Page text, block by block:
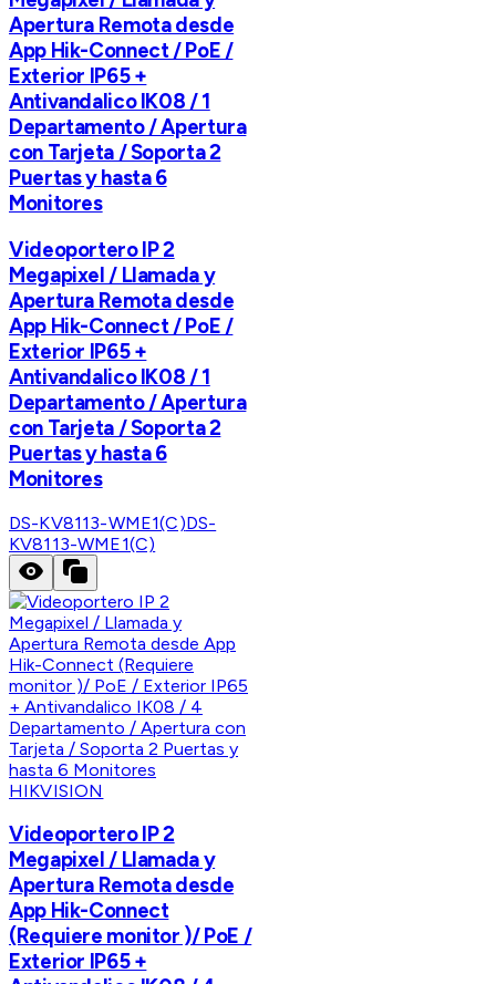
Apertura Remota desde
App Hik-Connect / PoE /
Exterior IP65 +
Antivandalico IK08 / 1
Departamento / Apertura
con Tarjeta / Soporta 2
Puertas y hasta 6
Monitores
Videoportero IP 2
Megapixel / Llamada y
Apertura Remota desde
App Hik-Connect / PoE /
Exterior IP65 +
Antivandalico IK08 / 1
Departamento / Apertura
con Tarjeta / Soporta 2
Puertas y hasta 6
Monitores
DS-KV8113-WME1(C)DS-
KV8113-WME1(C)
HIKVISION
Videoportero IP 2
Megapixel / Llamada y
Apertura Remota desde
App Hik-Connect
(Requiere monitor )/ PoE /
Exterior IP65 +